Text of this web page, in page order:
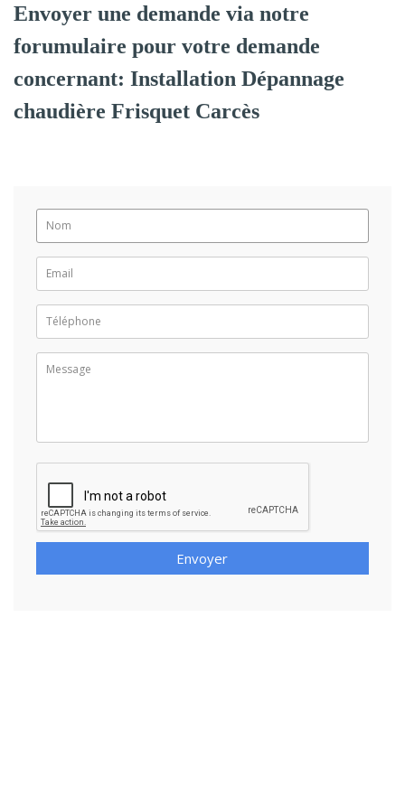
Envoyer une demande via notre
forumulaire pour votre demande
concernant: Installation Dépannage
chaudière Frisquet Carcès
Envoyer